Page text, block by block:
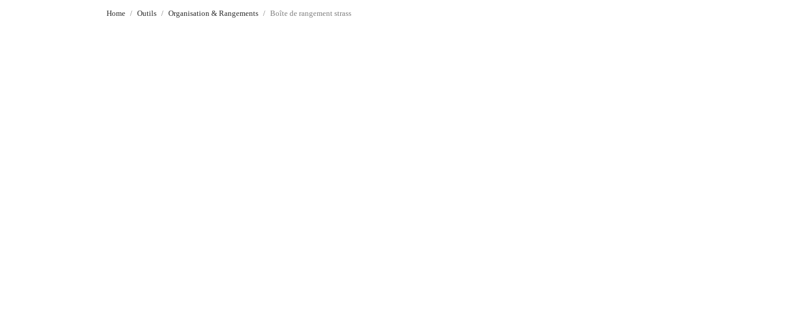
Home Outils Organisation & Rangements Boîte de rangement strass